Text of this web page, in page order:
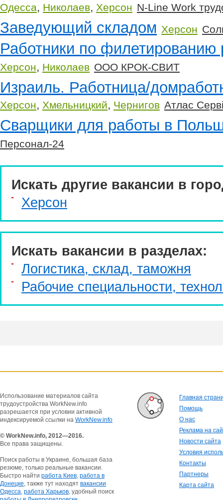
Одесса, Николаев, Херсон N-Line Work
Заведующий складом Херсон
Работники по
Херсон, Николаев ООО КРОК-СВИТ
Израиль. Работница/
Херсон, Хмельницкий, Чернигов Атлас
Сварщики для работы в
Персонал-24
Искать другие вакансии в
Херсон
Искать вакансии в разделах:
Логистика, склад, таможня
Рабочие специальности,
Использование материалов сайта
трудоустройства WorkNew.info
разрешается при условии активной
индексируемой ссылки на WorkNew.info
© WorkNew.info, 2012—2016.
Все права защищены.
Поиск работы в Украине, большая база
резюме, только реальные вакансии.
Быстро найти работа Киев, работа в
Донецке, также тут находят вакансии
Одесса, работа Харьков, удобный поиск
Главная
Помощь
О нас
Реклама на
Новости сайта
Условия
Контакты
Партнеры
Карта сайта